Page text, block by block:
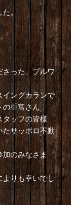
た。
さった、ブルワ
イングカランで
の重富さん
タッフの皆様
たサッポロ不動
加のみなさま
よりも幸いでし